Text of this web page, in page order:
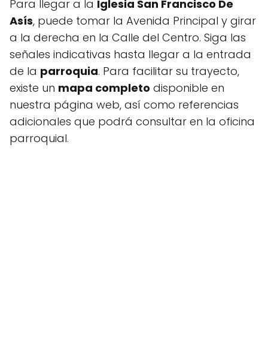
Para llegar a la Iglesia San Francisco De
Asís, puede tomar la Avenida Principal y girar
a la derecha en la Calle del Centro. Siga las
señales indicativas hasta llegar a la entrada
de la parroquia. Para facilitar su trayecto,
existe un mapa completo disponible en
nuestra página web, así como referencias
adicionales que podrá consultar en la oficina
parroquial.